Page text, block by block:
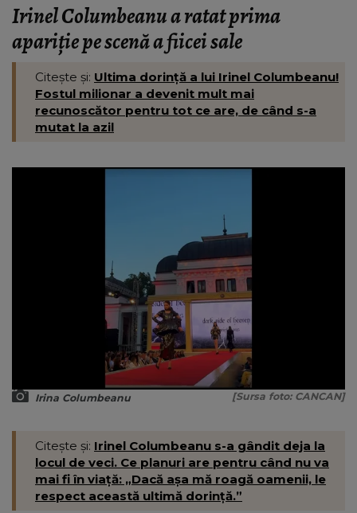
Irinel Columbeanu a ratat prima
apariție pe scenă a fiicei sale
Citește și: Ultima dorință a lui Irinel Columbeanu!
Fostul milionar a devenit mult mai
recunoscător pentru tot ce are, de când s-a
mutat la azil
Irina Columbeanu [Sursa foto: CANCAN]
Citește și: Irinel Columbeanu s-a gândit deja la
locul de veci. Ce planuri are pentru când nu va
mai fi în viață: „Dacă așa mă roagă oamenii, le
respect această ultimă dorință.”